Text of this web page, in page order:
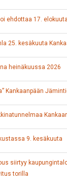
ehdottaa 17.
25. kesäkuuta
heinäkuussa 2026
Kankaanpään
9. kesäkuuta
siirtyy
torilla